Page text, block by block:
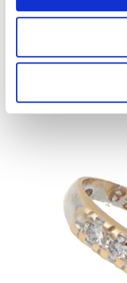
Tarjous:10 € (4)
Johtava huuto: